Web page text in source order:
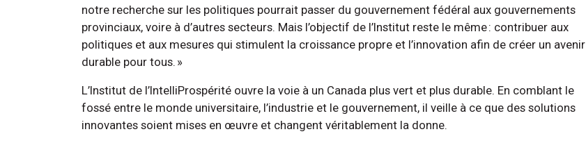
notre recherche sur les politiques pourrait passer du gouvernement fédéral aux gouvernements
provinciaux, voire à d’autres secteurs. Mais l’objectif de l’Institut reste le même : contribuer aux
politiques et aux mesures qui stimulent la croissance propre et l’innovation afin de créer un avenir
durable pour tous. »
L’Institut de l’IntelliProspérité ouvre la voie à un Canada plus vert et plus durable. En comblant le
fossé entre le monde universitaire, l’industrie et le gouvernement, il veille à ce que des solutions
innovantes soient mises en œuvre et changent véritablement la donne.